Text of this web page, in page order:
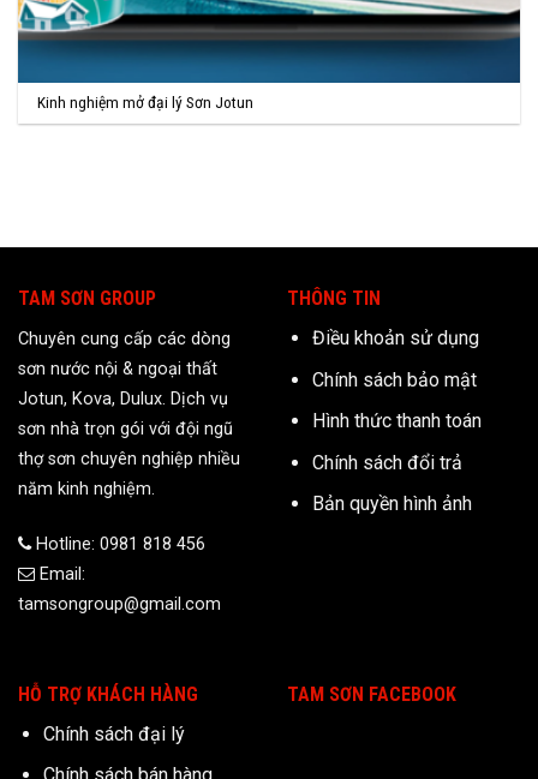
Kinh nghiệm mở đại lý Sơn Jotun
TAM SƠN GROUP
Chuyên cung cấp các dòng
sơn nước nội & ngoại thất
Jotun, Kova, Dulux. Dịch vụ
sơn nhà trọn gói với đội ngũ
thợ sơn chuyên nghiệp nhiều
năm kinh nghiệm.
Hotline: 0981 818 456
Email:
tamsongroup@gmail.com
THÔNG TIN
Điều khoản sử dụng
Chính sách bảo mật
Hình thức thanh toán
Chính sách đổi trả
Bản quyền hình ảnh
HỖ TRỢ KHÁCH HÀNG
Chính sách đại lý
TAM SƠN FACEBOOK